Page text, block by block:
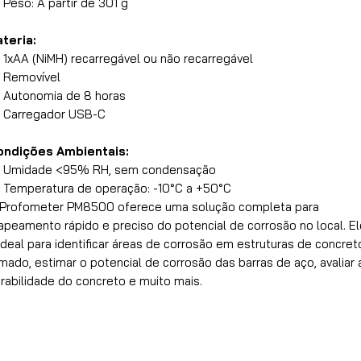
1xAA (NiMH) recarregável ou não recarregável
Removível
Autonomia de 8 horas
Carregador USB-C
Ambientais:
Umidade <95% RH, sem condensação
Temperatura de operação: -10°C a +50°C
PM8500 oferece uma solução completa para
rápido e preciso do potencial de corrosão no local.
para identificar áreas de corrosão em estruturas de
estimar o potencial de corrosão das barras de aço, avaliar
do concreto e muito mais.